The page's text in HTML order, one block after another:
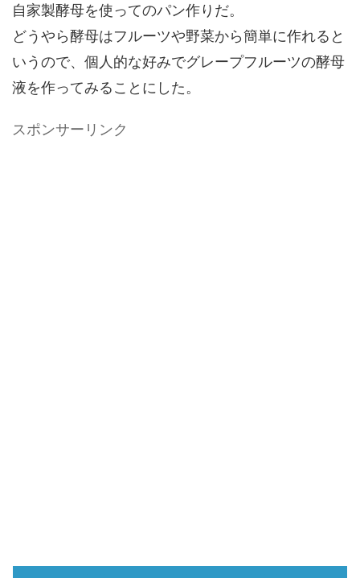
自家製酵母を使ってのパン作りだ。
どうやら酵母はフルーツや野菜から簡単に作れると
いうので、個人的な好みでグレープフルーツの酵母
液を作ってみることにした。
スポンサーリンク